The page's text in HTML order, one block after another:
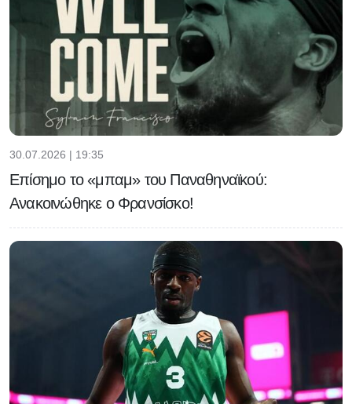
30.07.2026 | 19:35
Επίσημο το «μπαμ» του Παναθηναϊκού:
Ανακοινώθηκε ο Φρανσίσκο!